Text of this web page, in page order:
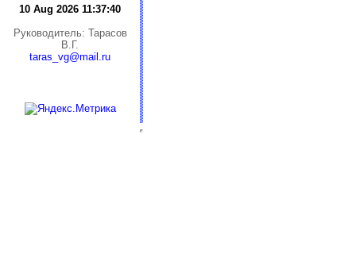
10 Aug 2026 11:37:40
Руководитель: Тарасов
В.Г.
taras_vg@mail.ru